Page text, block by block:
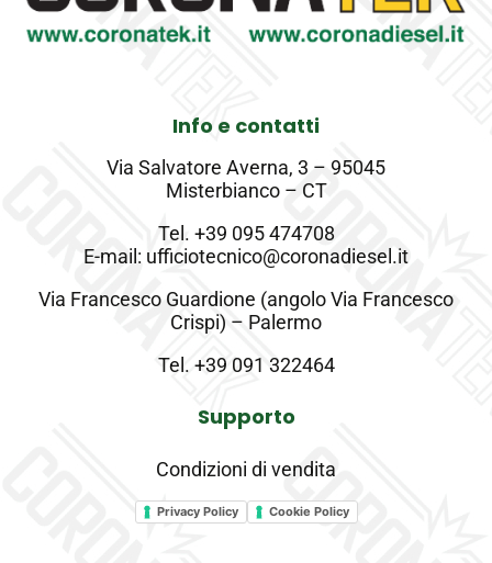
Info e contatti
Via Salvatore Averna, 3 – 95045
Misterbianco – CT
Tel. +39 095 474708
E-mail: ufficiotecnico@coronadiesel.it
Via Francesco Guardione (angolo Via Francesco
Crispi) – Palermo
Tel. +39 091 322464
Supporto
Condizioni di vendita
Privacy Policy Cookie Policy